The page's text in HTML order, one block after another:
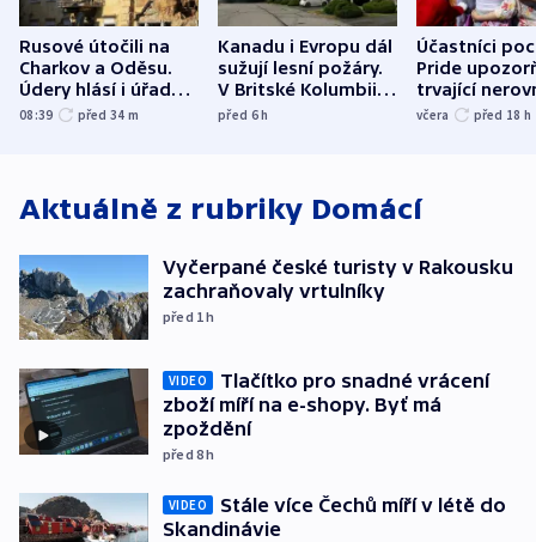
Rusové útočili na
Charkov a Oděsu.
Údery hlásí i úřady v
Bělgorodu
08:39 před 34 m
Kanadu i Evropu dál
sužují lesní požáry.
V Britské Kolumbii
evakuovali tisíce lidí
před 6h
Účastníci
Pride
trvající
včera před 18 h
Aktuálně z rubriky Domácí
Vyčerpané české turisty v Rakousku
zachraňovaly vrtulníky
před 1h
VIDEO
Tlačítko pro snadné vrácení
zboží míří na e-shopy. Byť má
zpoždění
před 8h
VIDEO
Stále více Čechů míří v létě do
Skandinávie